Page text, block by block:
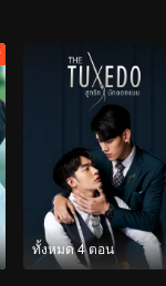
ทั้งหมด 4 ตอน